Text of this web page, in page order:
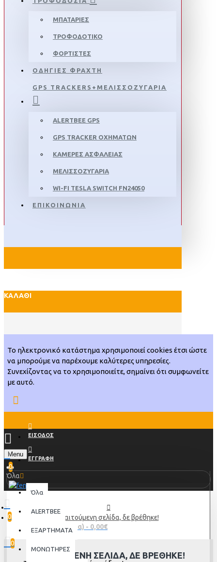
ΜΠΑΤΑΡΙΕΣ
ΤΡΟΦΟΔΟΤΙΚΟ
ΦΟΡΤΙΣΤΕΣ
ΟΔΗΓΙΕΣ ΦΡΑΧΤΗ
GPS TRACKERS+ΜΕΛΙΣΣΟΖΥΓΑΡΙΑ
ALERTBEE GPS
GPS TRACKER ΟΧΗΜΑΤΩΝ
ΚΑΜΕΡΕΣ ΑΣΦΑΛΕΙΑΣ
ΜΕΛΙΣΣΟΖΥΓΑΡΙΑ
WI-FI TESLA SWITCH FN24050
ΕΠΙΚΟΙΝΩΝΙΑ
ΚΑΛΆΘΙ
Το ηλεκτρονικό κατάστημα χρησιμοποιεί cookies έτσι ώστε
να μπορούμε να παρέχουμε καλύτερες υπηρεσίες.
Συνεχίζοντας να το χρησιμοποιείτε, σημαίνει ότι συμφωνείτε
με αυτό.
ΕΙΣΟΔΟΣ
ΕΓΓΡΑΦΗ
Menu
0
0
0 προϊόν(τα) - 0,00€
0
Όλα
Όλα
ALERTBEE
ΕΞΑΡΤΗΜΑΤΑ
ΜΟΝΩΤΗΡΕΣ
Η αιτούμενη σελίδα, δε βρέθηκε!
Η ΑΙΤΟΎΜΕΝΗ ΣΕΛΊΔΑ, ΔΕ ΒΡΈΘΗΚΕ!